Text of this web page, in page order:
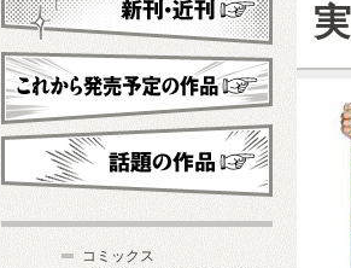
新刊・近刊
これから発売予定
コミックス